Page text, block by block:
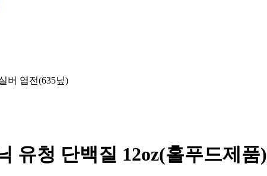
버 엽전(635닢)
유청 단백질 12oz(홀푸드제품)